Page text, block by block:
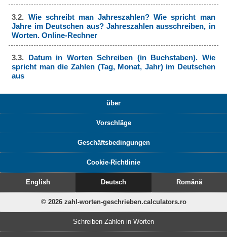
3.2. Wie schreibt man Jahreszahlen? Wie spricht man
Jahre im Deutschen aus? Jahreszahlen ausschreiben, in
Worten. Online-Rechner
3.3. Datum in Worten Schreiben (in Buchstaben). Wie
spricht man die Zahlen (Tag, Monat, Jahr) im Deutschen
aus
über
Vorschläge
Geschäftsbedingungen
Cookie-Richtlinie
English Deutsch Română
© 2026 zahl-worten-geschrieben.calculators.ro
Schreiben Zahlen in Worten